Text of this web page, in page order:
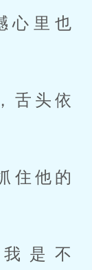
心里也
舌头依
住他的
是不